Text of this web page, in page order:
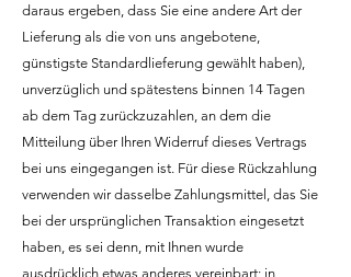
daraus ergeben, dass Sie eine andere Art der
Lieferung als die von uns angebotene,
günstigste Standardlieferung gewählt haben),
unverzüglich und spätestens binnen 14 Tagen
ab dem Tag zurückzuzahlen, an dem die
Mitteilung über Ihren Widerruf dieses Vertrags
bei uns eingegangen ist. Für diese Rückzahlung
verwenden wir dasselbe Zahlungsmittel, das Sie
bei der ursprünglichen Transaktion eingesetzt
haben, es sei denn, mit Ihnen wurde
ausdrücklich etwas anderes vereinbart; in